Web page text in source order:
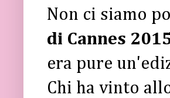
Non ci siamo
di Cannes
era pure
Chi ha vinto